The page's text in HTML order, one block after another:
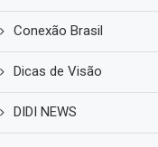
Conexão Brasil
Dicas de Visão
DIDI NEWS